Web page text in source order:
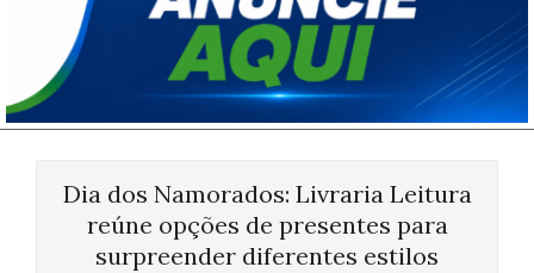
Dia dos Namorados: Livraria Leitura
reúne opções de presentes para
surpreender diferentes estilos